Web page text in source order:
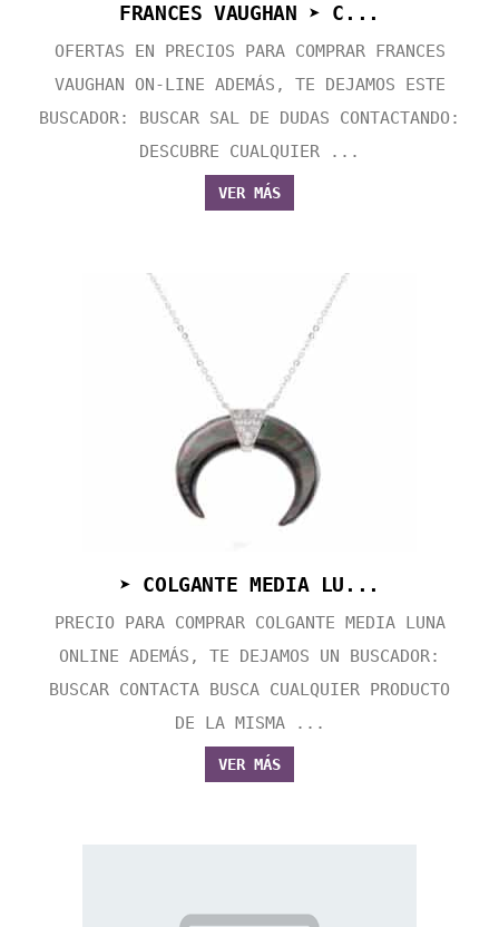
FRANCES VAUGHAN ➤ C...
OFERTAS EN PRECIOS PARA COMPRAR FRANCES
VAUGHAN ON-LINE ADEMÁS, TE DEJAMOS ESTE
BUSCADOR: BUSCAR SAL DE DUDAS CONTACTANDO:
DESCUBRE CUALQUIER ...
VER MÁS
➤ COLGANTE MEDIA LU...
PRECIO PARA COMPRAR COLGANTE MEDIA LUNA
ONLINE ADEMÁS, TE DEJAMOS UN BUSCADOR:
BUSCAR CONTACTA BUSCA CUALQUIER PRODUCTO
DE LA MISMA ...
VER MÁS